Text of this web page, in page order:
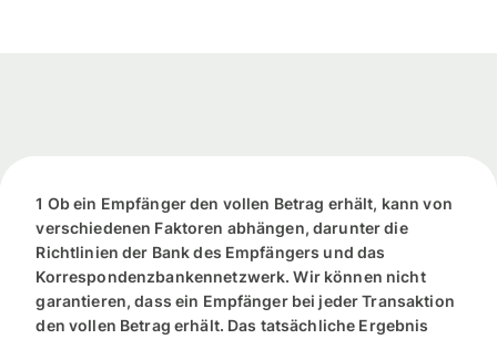
1 Ob ein Empfänger den vollen Betrag erhält, kann von
verschiedenen Faktoren abhängen, darunter die
Richtlinien der Bank des Empfängers und das
Korrespondenzbankennetzwerk. Wir können nicht
garantieren, dass ein Empfänger bei jeder Transaktion
den vollen Betrag erhält. Das tatsächliche Ergebnis